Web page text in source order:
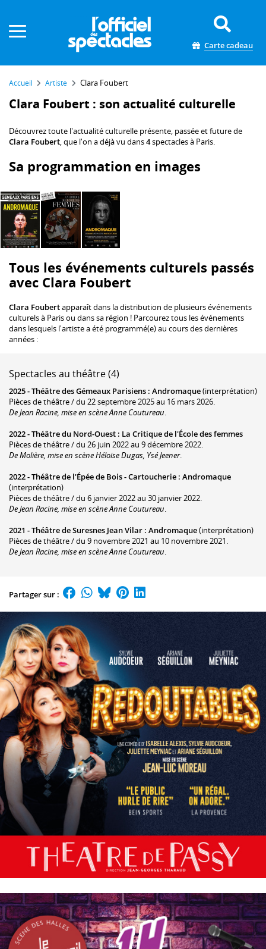
Carte cadeau
Accueil Artiste Clara Foubert
Clara Foubert : son actualité culturelle
Découvrez toute l'actualité culturelle présente, passée et future de
Clara Foubert, que l'on a déjà vu dans4spectacles à Paris.
Sa programmation en images
Tous les événements culturels passés
avec Clara Foubert
Clara Foubertapparaît dans la distribution de plusieurs événements
culturels à Paris ou dans sa région ! Parcourez tous les événements
dans lesquels l'artiste a été programmé(e) au cours des dernières
années :
Spectacles au théâtre (4)
2025 -Théâtre des Gémeaux Parisiens : Andromaque(interprétation)
Pièces de théâtre / du 22 septembre 2025 au 16 mars 2026.
De Jean Racine, mise en scène Anne Coutureau.
2022 -Théâtre du Nord-Ouest : La Critique de l'École des femmes
Pièces de théâtre / du 26 juin 2022 au 9 décembre 2022.
De Molière, mise en scène Héloïse Dugas, Ysé Jeener.
2022 -Théâtre de l'Épée de Bois - Cartoucherie : Andromaque
(interprétation)
Pièces de théâtre / du 6 janvier 2022 au 30 janvier 2022.
De Jean Racine, mise en scène Anne Coutureau.
2021 -Théâtre de Suresnes Jean Vilar : Andromaque(interprétation)
Pièces de théâtre / du 9 novembre 2021 au 10 novembre 2021.
De Jean Racine, mise en scène Anne Coutureau.
Partager sur :